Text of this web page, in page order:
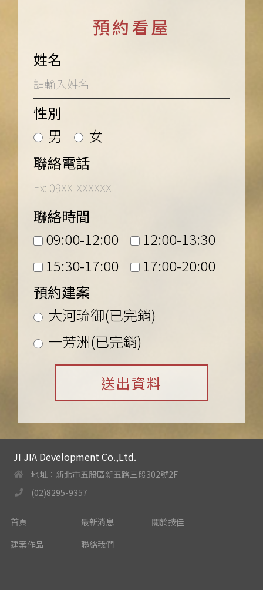
預約看屋
姓名
性別
男
女
聯絡電話
聯絡時間
09:00-12:00
12:00-13:30
15:30-17:00
17:00-20:00
預約建案
大河琉御(已完銷)
一芳洲(已完銷)
JI JIA Development Co.,Ltd.
地址：新北市五股區新五路三段302號2F
(02)8295-9357
首頁 最新消息
關於技佳
建案作品
聯絡我們